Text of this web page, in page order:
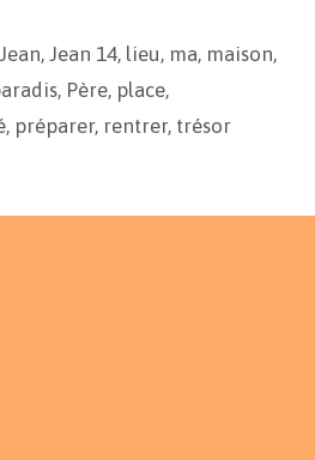
Jean, Jean 14, lieu, ma, maison,
, Père, place,
, préparer, rentrer, trésor